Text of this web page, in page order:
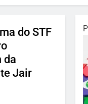
do STF
da
Jair